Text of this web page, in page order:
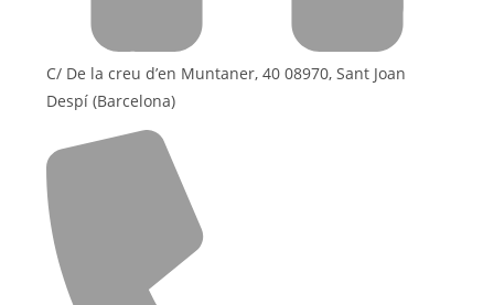
C/ De la creu d’en Muntaner, 40 08970, Sant Joan
Despí (Barcelona)